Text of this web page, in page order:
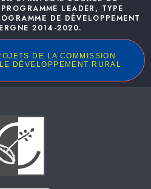
LEADER, TYPE
DE DÉVELOPPEMENT
2014-2020.
DE LA COMMISSION
DÉVELOPPEMENT RURAL